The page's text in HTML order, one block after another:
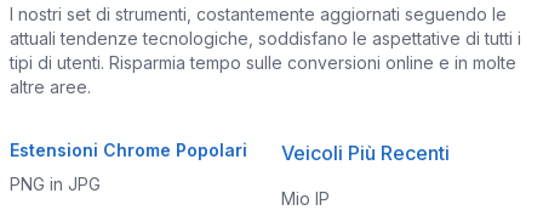
I nostri set di strumenti, costantemente aggiornati seguendo le
attuali tendenze tecnologiche, soddisfano le aspettative di tutti i
tipi di utenti. Risparmia tempo sulle conversioni online e in molte
altre aree.
Estensioni Chrome Popolari
PNG in JPG
Veicoli Più Recenti
Mio IP